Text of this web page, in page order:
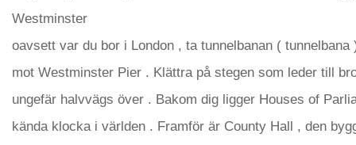
Westminster
oavsett var du bor i London , ta tunnelbanan (
mot Westminster Pier . Klättra på stegen som leder till
ungefär halvvägs över . Bakom dig ligger Houses of
kända klocka i världen . Framför är County Hall , den